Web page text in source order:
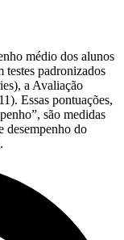
médio dos alunos
testes padronizados
a Avaliação
Essas pontuações,
são medidas
desempenho do